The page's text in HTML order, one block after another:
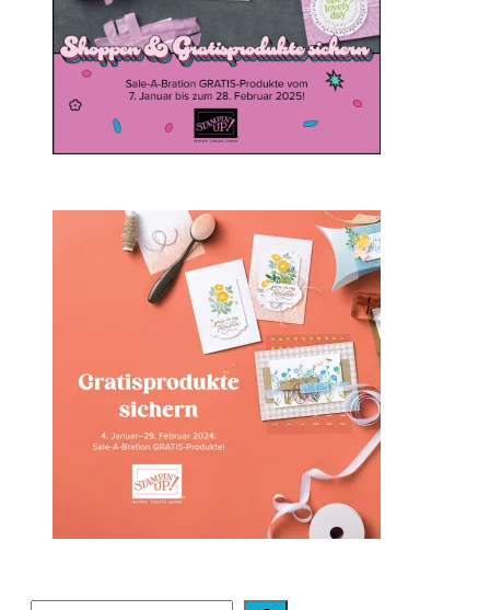
Sale-a-bration 2024 bei
Stampin‘ Up!
1. Februar 2024